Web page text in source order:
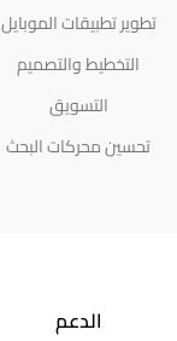
تطوير تطبيقات الموبايل
التخطيط والتصميم
التسويق
تحسين محركات البحث
الدعم